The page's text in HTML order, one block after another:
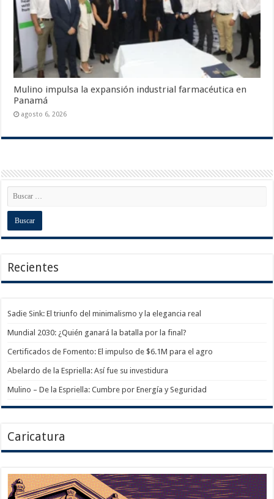
Mulino impulsa la expansión industrial farmacéutica en
Panamá
agosto 6, 2026
Recientes
Sadie Sink: El triunfo del minimalismo y la elegancia real
Mundial 2030: ¿Quién ganará la batalla por la final?
Certificados de Fomento: El impulso de $6.1M para el agro
Abelardo de la Espriella: Así fue su investidura
Mulino – De la Espriella: Cumbre por Energía y Seguridad
Caricatura